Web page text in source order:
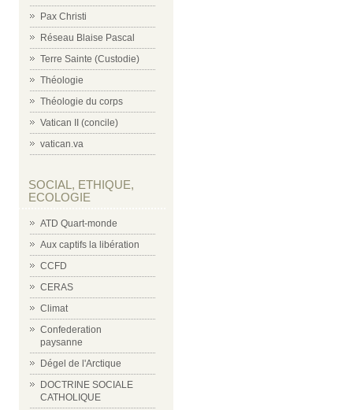
Pax Christi
Réseau Blaise Pascal
Terre Sainte (Custodie)
Théologie
Théologie du corps
Vatican II (concile)
vatican.va
SOCIAL, ETHIQUE,
ECOLOGIE
ATD Quart-monde
Aux captifs la libération
CCFD
CERAS
Climat
Confederation
paysanne
Dégel de l'Arctique
DOCTRINE SOCIALE
CATHOLIQUE